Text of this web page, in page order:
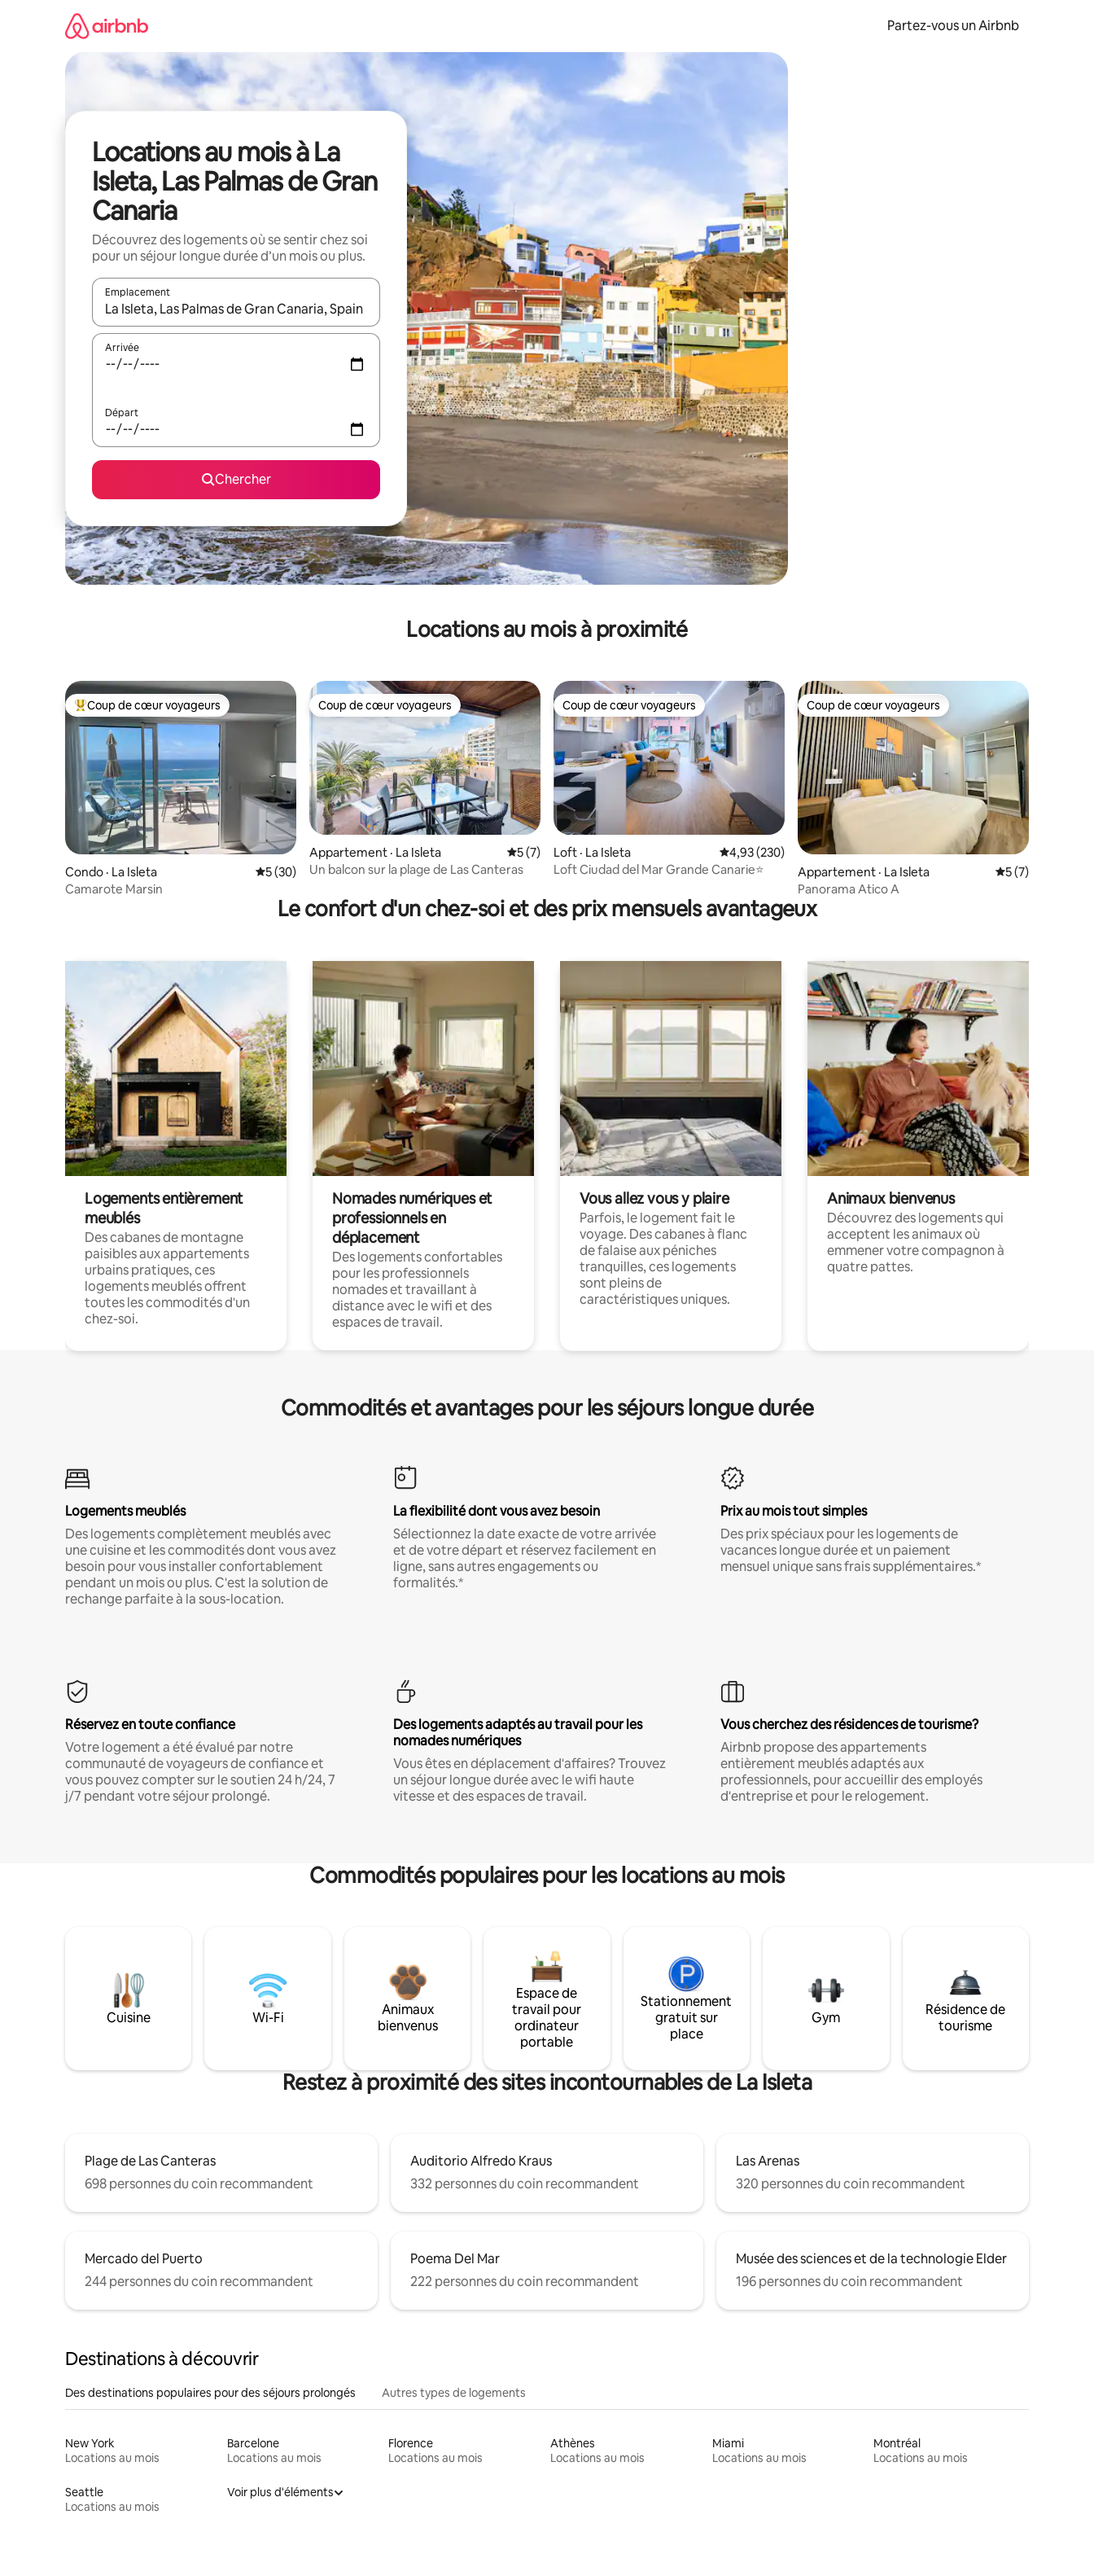
Partez-vous un Airbnb
Locations au mois à La
Isleta, Las Palmas de Gran
Canaria
Découvrez des logements où se sentir chez soi
pour un séjour longue durée d’un mois ou plus.
Emplacement
Quand les résultats sont affichés, parcourez-les en utilisant les flèches vers le haut et vers le bas, ou en appuyant dessus et en les faisant glisser.
Arrivée
Départ
Chercher
Locations au mois à proximité
Coup de cœur voyageurs parmi les plus aimés
Coup de cœur voyageurs
Condo · La Isleta Note moyenne de 5 sur 5, 30 commentaires
5 (30)
Camarote Marsin
Coup de cœur voyageurs
Coup de cœur voyageurs
Appartement · La Isleta Note moyenne de 5 sur 5, 7 commentaires
5 (7)
Un balcon sur la plage de Las Canteras
Coup de cœur voyageurs
Coup de cœur voyageurs
Loft · La Isleta Note moyenne de 4,93 sur 5, 230 commentaires
4,93 (230)
Loft Ciudad del Mar Grande Canarie⭐
Coup de cœur voyageurs
Coup de cœur voyageurs
Appartement · La Isleta Note moyenne
5 (7)
Panorama Atico A
Le confort d'un chez-soi et des prix mensuels avantageux
Logements entièrement
meublés
Des cabanes de montagne
paisibles aux appartements
urbains pratiques, ces
logements meublés offrent
toutes les commodités d'un
chez-soi.
Nomades numériques et
professionnels en
déplacement
Des logements confortables
pour les professionnels
nomades et travaillant à
distance avec le wifi et des
espaces de travail.
Vous allez vous y plaire
Parfois, le logement fait le
voyage. Des cabanes à flanc
de falaise aux péniches
tranquilles, ces logements
sont pleins de
caractéristiques uniques.
Animaux bienvenus
Découvrez des logements qui
acceptent les animaux où
emmener votre compagnon à
quatre pattes.
Commodités et avantages pour les séjours longue durée
Logements meublés
Des logements complètement meublés avec
une cuisine et les commodités dont vous avez
besoin pour vous installer confortablement
pendant un mois ou plus. C'est la solution de
rechange parfaite à la sous-location.
La flexibilité dont vous avez besoin
Sélectionnez la date exacte de votre arrivée
et de votre départ et réservez facilement en
ligne, sans autres engagements ou
formalités.*
Prix au mois tout simples
Des prix spéciaux pour les logements de
vacances longue durée et un paiement
mensuel unique sans frais supplémentaires.*
Réservez en toute confiance
Votre logement a été évalué par notre
communauté de voyageurs de confiance et
vous pouvez compter sur le soutien 24 h/24, 7
j/7 pendant votre séjour prolongé.
Des logements adaptés au travail pour les
nomades numériques
Vous êtes en déplacement d'affaires? Trouvez
un séjour longue durée avec le wifi haute
vitesse et des espaces de travail.
Vous cherchez des résidences de tourisme?
Airbnb propose des appartements
entièrement meublés adaptés aux
professionnels, pour accueillir des employés
d'entreprise et pour le relogement.
Commodités populaires pour les locations au mois
Cuisine Wi-Fi
Animaux
bienvenus
Espace de
travail pour
ordinateur
portable
Stationnement
gratuit sur
place
Gym
Résidence de
tourisme
Restez à proximité des sites incontournables de La Isleta
Plage de Las Canteras
698 personnes du coin recommandent
Auditorio Alfredo Kraus
332 personnes du coin recommandent
Las Arenas
320 personnes du coin recommandent
Mercado del Puerto
244 personnes du coin recommandent
Poema Del Mar
222 personnes du coin recommandent
Musée des sciences et de la technologie Elder
196 personnes du coin recommandent
Destinations à découvrir
Des destinations populaires pour des séjours prolongés Autres types de logements
New York
Locations au mois
Barcelone
Locations au mois
Florence
Locations au mois
Athènes
Locations au mois
Miami
Locations au mois
Montréal
Locations au mois
Seattle
Locations au mois
Voir plus d'éléments